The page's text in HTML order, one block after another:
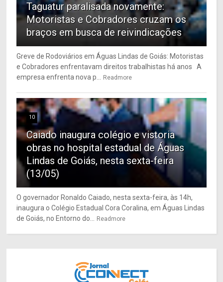
Taguatur paralisada novamente:
Motoristas e Cobradores cruzam os
braços em busca de reivindicações
Greve de Rodoviários em Águas Lindas de Goiás: Motoristas
e Cobradores enfrentavam direitos trabalhistas há anos A
empresa enfrenta nova p... Readmore
10
Caiado inaugura colégio e vistoria
obras no hospital estadual de Águas
Lindas de Goiás, nesta sexta-feira
(13/05)
O governador Ronaldo Caiado, nesta sexta-feira, às 14h,
inaugura o Colégio Estadual Cora Coralina, em Águas Lindas
de Goiás, no Entorno do... Readmore